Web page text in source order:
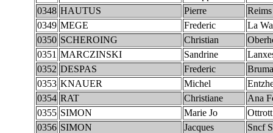
0348 HAUTUS Pierre
Reims
0349 MEGE Frederic
La
0350 SCHEROING Christian
0351 MARCZINSKI Sandrine
0352 DESPAS Frederic
0353 KNAUER Michel
0354 RAT Christiane
Ana
0355 SIMON Marie Jo
Ottrott
0356 SIMON Jacques
Sncf